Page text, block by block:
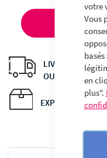
votre
Vous
en
plus".
LIVRAISON À
OU EN POINT
EXPÉDITIONS EN